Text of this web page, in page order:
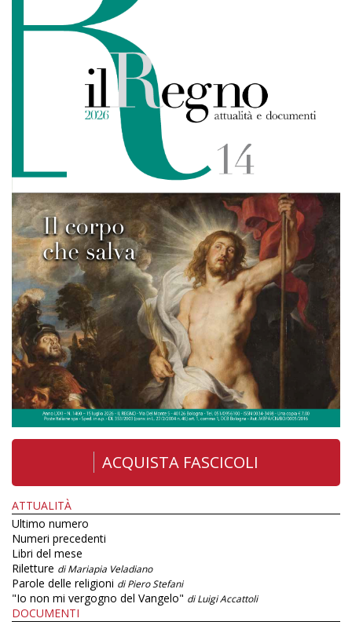
ACQUISTA FASCICOLI
ATTUALITÀ
Ultimo numero
Numeri precedenti
Libri del mese
Riletture di Mariapia Veladiano
Parole delle religioni di Piero Stefani
"Io non mi vergogno del Vangelo" di Luigi Accattoli
DOCUMENTI